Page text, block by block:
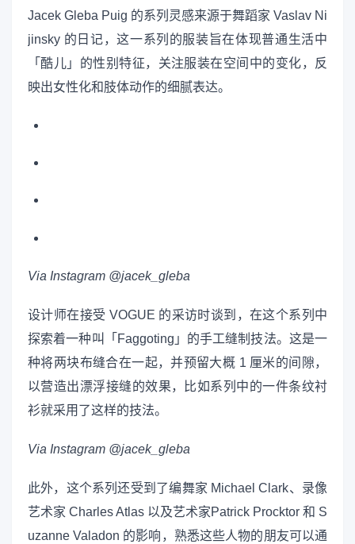
Jacek Gleba Puig 的系列灵感来源于舞蹈家 Vaslav Ni
jinsky 的日记，这一系列的服装旨在体现普通生活中
「酷儿」的性别特征，关注服装在空间中的变化，反
映出女性化和肢体动作的细腻表达。
Via Instagram @jacek_gleba
设计师在接受 VOGUE 的采访时谈到，在这个系列中
探索着一种叫「Faggoting」的手工缝制技法。这是一
种将两块布缝合在一起，并预留大概 1 厘米的间隙，
以营造出漂浮接缝的效果，比如系列中的一件条纹衬
衫就采用了这样的技法。
Via Instagram @jacek_gleba
此外，这个系列还受到了编舞家 Michael Clark、录像
艺术家 Charles Atlas 以及艺术家Patrick Procktor 和 S
uzanne Valadon 的影响，熟悉这些人物的朋友可以通